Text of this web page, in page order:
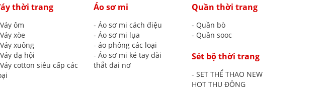
thời trang
ôm
xòe
xuông
dạ hội
cotton siêu cấp các
Áo sơ mi
- Áo sơ mi cách điệu
- Áo sơ mi lụa
- áo phông các loại
- Áo sơ mi kẻ tay dài
thắt đai nơ
Quần thời trang
- Quần bò
- Quần sooc
Sét bộ thời trang
- SET THỂ THAO NEW
HOT THU ĐÔNG